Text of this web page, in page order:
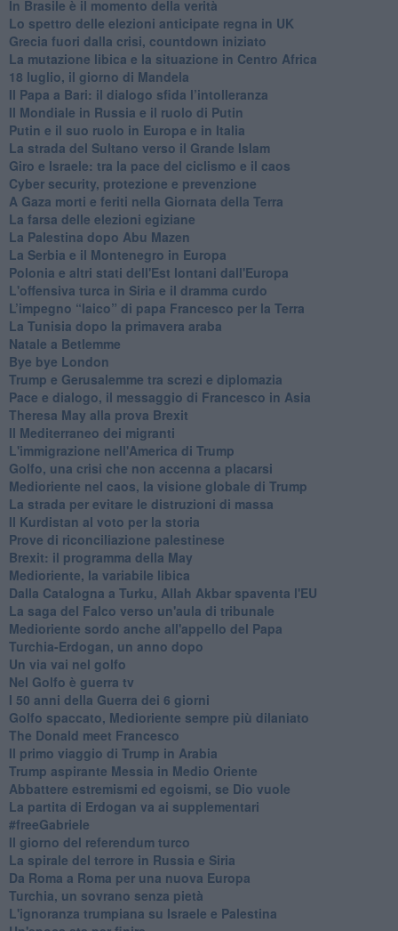
In Brasile è il momento della verità
Lo spettro delle elezioni anticipate regna in UK
Grecia fuori dalla crisi, countdown iniziato
La mutazione libica e la situazione in Centro Africa
18 luglio, il giorno di Mandela
Il Papa a Bari: il dialogo sfida l’intolleranza
Il Mondiale in Russia e il ruolo di Putin
Putin e il suo ruolo in Europa e in Italia
La strada del Sultano verso il Grande Islam
Giro e Israele: tra la pace del ciclismo e il caos
Cyber security, protezione e prevenzione
A Gaza morti e feriti nella Giornata della Terra
La farsa delle elezioni egiziane
La Palestina dopo Abu Mazen
La Serbia e il Montenegro in Europa
Polonia e altri stati dell'Est lontani dall'Europa
L'offensiva turca in Siria e il dramma curdo
L’impegno “laico” di papa Francesco per la Terra
La Tunisia dopo la primavera araba
Natale a Betlemme
Bye bye London
Trump e Gerusalemme tra screzi e diplomazia
Pace e dialogo, il messaggio di Francesco in Asia
Theresa May alla prova Brexit
Il Mediterraneo dei migranti
L'immigrazione nell'America di Trump
Golfo, una crisi che non accenna a placarsi
Medioriente nel caos, la visione globale di Trump
La strada per evitare le distruzioni di massa
Il Kurdistan al voto per la storia
Prove di riconciliazione palestinese
Brexit: il programma della May
Medioriente, la variabile libica
Dalla Catalogna a Turku, Allah Akbar spaventa l'EU
La saga del Falco verso un'aula di tribunale
Medioriente sordo anche all'appello del Papa
Turchia-Erdogan, un anno dopo
Un via vai nel golfo
Nel Golfo è guerra tv
I 50 anni della Guerra dei 6 giorni
Golfo spaccato, Medioriente sempre più dilaniato
The Donald meet Francesco
Il primo viaggio di Trump in Arabia
Trump aspirante Messia in Medio Oriente
Abbattere estremismi ed egoismi, se Dio vuole
La partita di Erdogan va ai supplementari
#freeGabriele
Il giorno del referendum turco
La spirale del terrore in Russia e Siria
Da Roma a Roma per una nuova Europa
Turchia, un sovrano senza pietà
L'ignoranza trumpiana su Israele e Palestina